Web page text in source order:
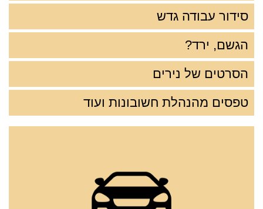
סידור עבודה גדש
הגשם, ירד?
הסרטים של נירים
טפסים מהנהלת חשובונות ועוד